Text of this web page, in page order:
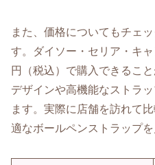
また、価格についてもチェ
す。ダイソー・セリア・キ
円（税込）で購入できるこ
デザインや高機能なストラ
ます。実際に店舗を訪れて
適なボールペンストラップを